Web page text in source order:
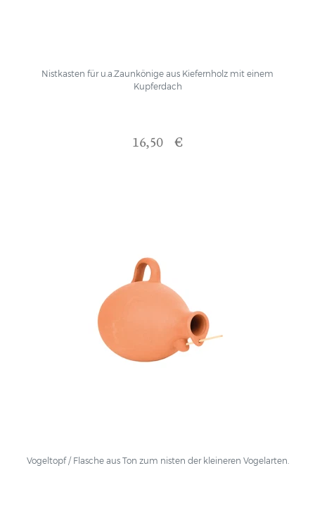
Nistkasten für u.a.Zaunkönige aus Kiefernholz mit einem
Kupferdach
16,50 €
Vogeltopf / Flasche aus Ton zum nisten der kleineren Vogelarten.